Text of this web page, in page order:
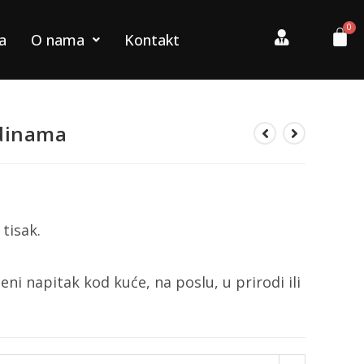
O nama Kontakt
napitak kod kuće, na poslu, u prirodi ili